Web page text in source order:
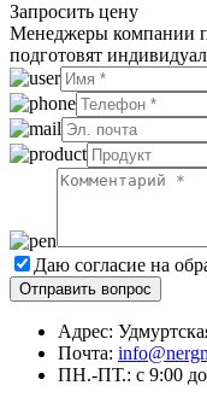
Запросить цену
Менеджеры компании
подготовят
Даю согласие на
Адрес:
Почта:
ПН.-ПТ.: с 9:00 до